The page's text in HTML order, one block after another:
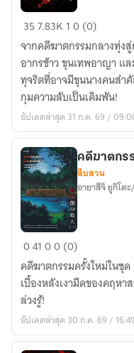
คดี
ข้าวสาร
ปริศนา
ข้าว
เปลือก
[กรมนา]
-
(อ่าน
ฟรี
จนจบ)
357.83K 10 (0)
จากคดีฆาตกรรมกลางทุ่ง
อากรข้าว ขุนเทพอาญา และ หมื่นศรีเทพ ต้องเข้ามาพัวพันในปม
ทุจริตที่อาจมีขุนนางคนสำ
กุมความลับเป็นเดิมพัน!
อัปเดตล่าสุด 31 ก.ค. 69 /
คดี
ฆาตกรรม
ใน
คฤหาสน์
มืด
คดีฆาตกร
สืบสวน
อายาสึจิ ยูกิโ
04100 (0)
คดีฆาตกรรมครั้งใหม่ในชุ
เบื้องหลังเงามืดของคฤห
ล่วงรู้!
อัปเดตล่าสุด 30 ก.ค. 69 /